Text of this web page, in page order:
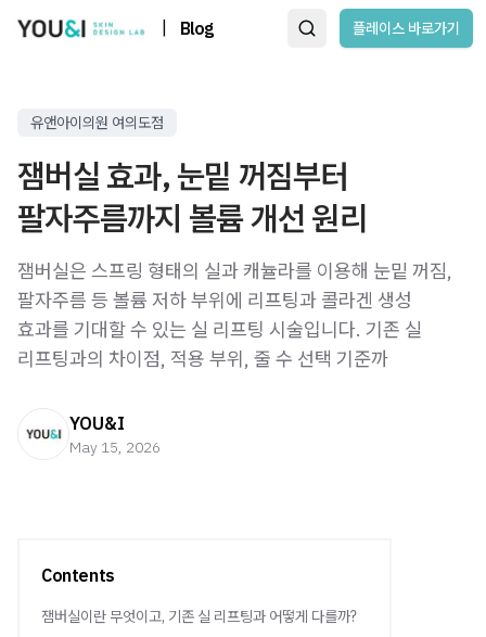
Blog 플레이스 바로가기
유앤아이의원 여의도점
잼버실 효과, 눈밑 꺼짐부터
팔자주름까지 볼륨 개선 원리
잼버실은 스프링 형태의 실과 캐뉼라를 이용해 눈밑 꺼짐,
팔자주름 등 볼륨 저하 부위에 리프팅과 콜라겐 생성
효과를 기대할 수 있는 실 리프팅 시술입니다. 기존 실
리프팅과의 차이점, 적용 부위, 줄 수 선택 기준까
YOU&I
May 15, 2026
Contents
잼버실이란 무엇이고, 기존 실 리프팅과 어떻게 다를까?